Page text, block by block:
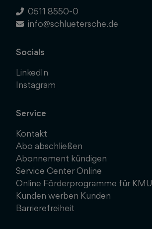
0511 8550-0
info@schluetersche.de
Socials
LinkedIn
Instagram
Service
Kontakt
Abo abschließen
Abonnement kündigen
Service Center Online
Online Förderprogramme für KMU
Kunden werben Kunden
Barrierefreiheit